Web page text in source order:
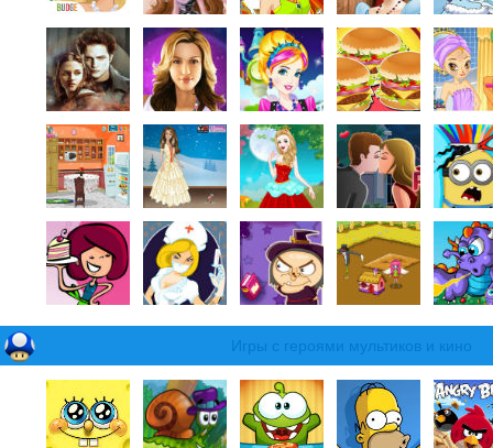
Игры с героями мультиков и кино